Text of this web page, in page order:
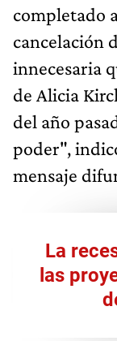
completado
cancelación
innecesaria
de Alicia
del año
poder",
mensaje
La
las